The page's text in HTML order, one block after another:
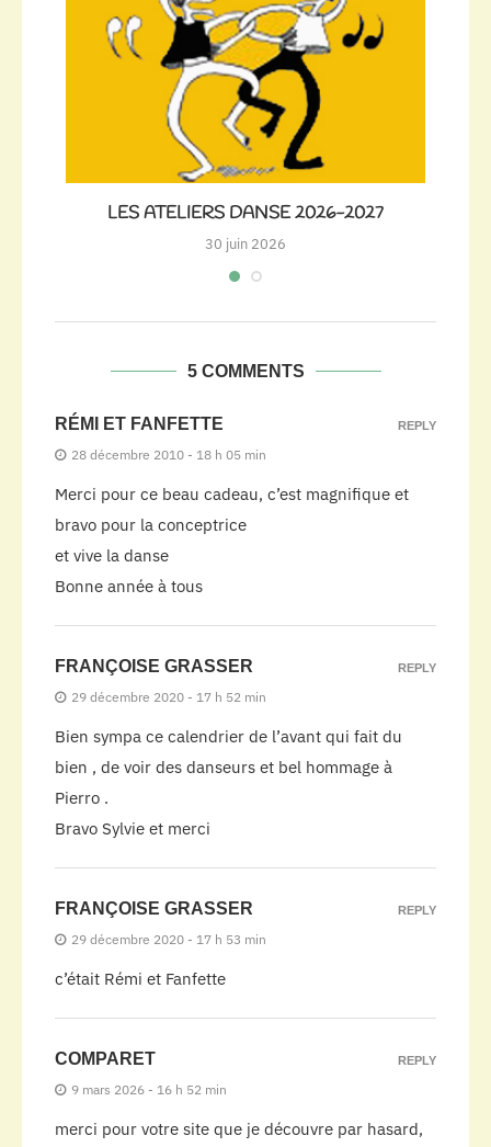
LES ATELIERS DANSE 2026-2027
30 juin 2026
5 COMMENTS
RÉMI ET FANFETTE
28 décembre 2010 - 18 h 05 min
Merci pour ce beau cadeau, c’est magnifique et
bravo pour la conceptrice
et vive la danse
Bonne année à tous
REPLY
FRANÇOISE GRASSER
29 décembre 2020 - 17 h 52 min
Bien sympa ce calendrier de l’avant qui fait du
bien , de voir des danseurs et bel hommage à
Pierro .
Bravo Sylvie et merci
REPLY
FRANÇOISE GRASSER
29 décembre 2020 - 17 h 53 min
c’était Rémi et Fanfette
REPLY
COMPARET
9 mars 2026 - 16 h 52 min
merci pour votre site que je découvre par hasard,
REPLY